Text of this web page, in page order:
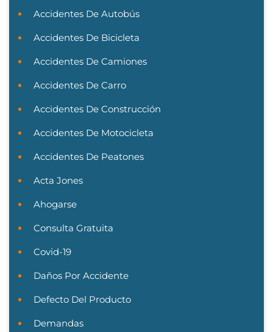
Accidentes De Autobús
Accidentes De Bicicleta
Accidentes De Camiones
Accidentes De Carro
Accidentes De Construcción
Accidentes De Motocicleta
Accidentes De Peatones
Acta Jones
Ahogarse
Consulta Gratuita
Covid-19
Daños Por Accidente
Defecto Del Producto
Demandas